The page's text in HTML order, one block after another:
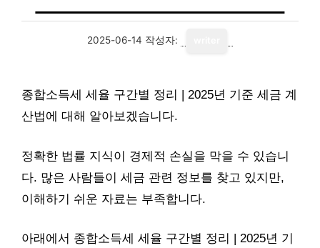
2025-06-14 작성자:
종합소득세 세율 구간별 정리 | 2025년 기준 세금 계
산법에 대해 알아보겠습니다.
정확한 법률 지식이 경제적 손실을 막을 수 있습니
다. 많은 사람들이 세금 관련 정보를 찾고 있지만,
이해하기 쉬운 자료는 부족합니다.
아래에서 종합소득세 세율 구간별 정리 | 2025년 기